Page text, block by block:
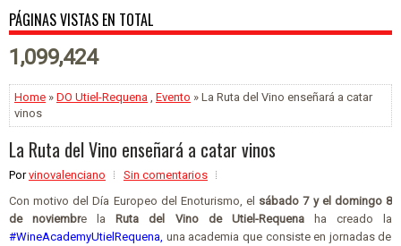
PÁGINAS VISTAS EN TOTAL
1,099,424
Home » DO Utiel-Requena Evento » La Ruta del Vino enseñará a catar
vinos
La Ruta del Vino enseñará a catar vinos
Porvinovalenciano
Sin comentarios
Con motivo del Día Europeo del Enoturismo, el sábado 7 y el domingo 8
de noviembre laRuta del Vino de Utiel-Requenaha creado la
#WineAcademyUtielRequena, una academia que consiste en jornadas de